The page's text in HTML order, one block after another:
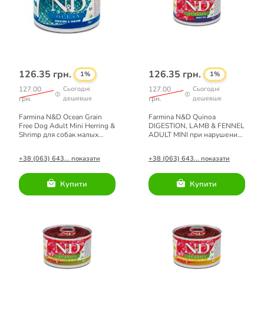
126.35 грн. 1%
127.00
грн.
Сьогодні
дешевше
Farmina N&D Ocean Grain
Free Dog Adult Mini Herring &
Shrimp для собак малых
+38 (063) 643... показати
Купити
126.35 грн. 1%
127.00
грн.
Сьогодні
дешевше
Farmina N&D Quinoa
DIGESTION, LAMB & FENNEL
ADULT MINI при нарушениях
+38 (063) 643... показати
Купити